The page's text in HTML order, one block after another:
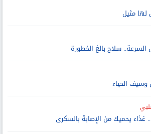
لها مثيل
السرعة.. سلاح بالغ الخطورة
وسيف الحياء
غذاء يحميك من الإصابة بالسكرى